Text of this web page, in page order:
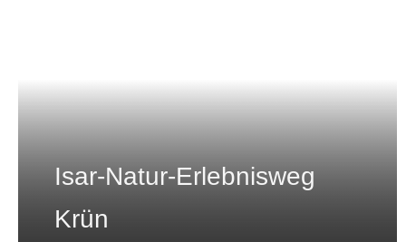
Isar-Natur-Erlebnisweg
Krün